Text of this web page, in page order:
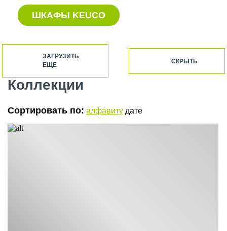
ШКАФЫ KEUCO
KEUCO ДЕРЖАТЕЛЬ ДЛЯ
KEUCO ДУШЕВАЯ СТОЙКА
KEUCO ЗЕРКАЛО С ПОДСВЕТКОЙ
ЗАГРУЗИТЬ
ЕЩЕ
СКРЫТЬ
Коллекции
Сортировать по: алфавиту дате